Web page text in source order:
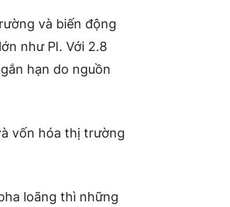
và biến động
như PI. Với 2.8
hạn do nguồn
vốn hóa thị trường
loãng thì những